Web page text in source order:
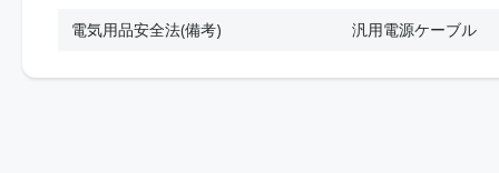
電気用品安全法(備考)
汎用電源ケーブル